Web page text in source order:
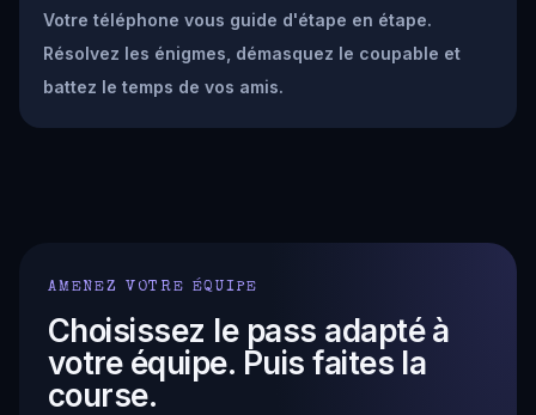
Votre téléphone vous guide d'étape en étape.
Résolvez les énigmes, démasquez le coupable et
battez le temps de vos amis.
AMENEZ VOTRE ÉQUIPE
Choisissez le pass adapté à
votre équipe. Puis faites la
course.